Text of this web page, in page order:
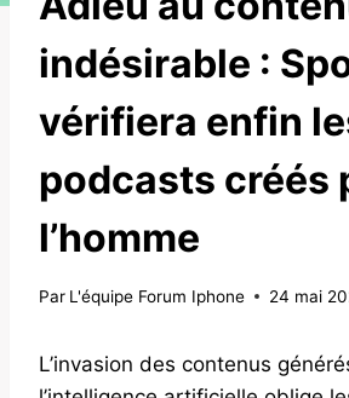
indésirable :
vérifiera enfin
podcasts créés
l’homme
Par L'équipe Forum Iphone 24 mai
L’invasion des contenus